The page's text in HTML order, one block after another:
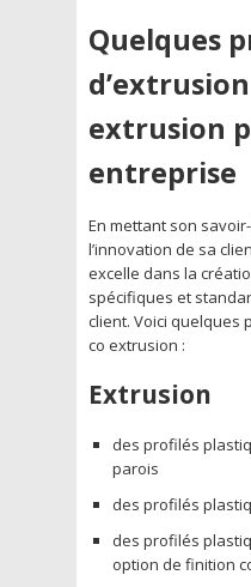
Quelques
extrusion
entreprise
En mettant son
l’innovation de sa
excelle dans la
spécifiques et
client. Voici quelques
co extrusion :
Extrusion
des profilés
parois
des profilés
des profilés
option de finition